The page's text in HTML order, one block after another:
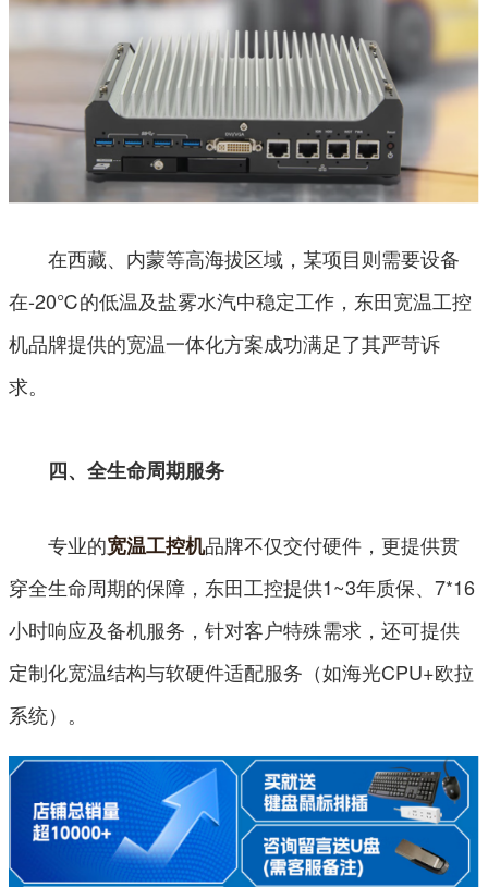
在西藏、内蒙等高海拔区域，某项目则需要设备
在-20℃的低温及盐雾水汽中稳定工作，东田宽温工控
机品牌提供的宽温一体化方案成功满足了其严苛诉
求。
四、全生命周期服务
专业的宽温工控机品牌不仅交付硬件，更提供贯
穿全生命周期的保障，东田工控提供1~3年质保、7*16
小时响应及备机服务，针对客户特殊需求，还可提供
定制化宽温结构与软硬件适配服务（如海光CPU+欧拉
系统）。